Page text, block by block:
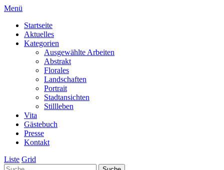
Menü
Startseite
Aktuelles
Kategorien
Ausgewählte Arbeiten
Abstrakt
Florales
Landschaften
Portrait
Stadtansichten
Stillleben
Vita
Gästebuch
Presse
Kontakt
Liste Grid